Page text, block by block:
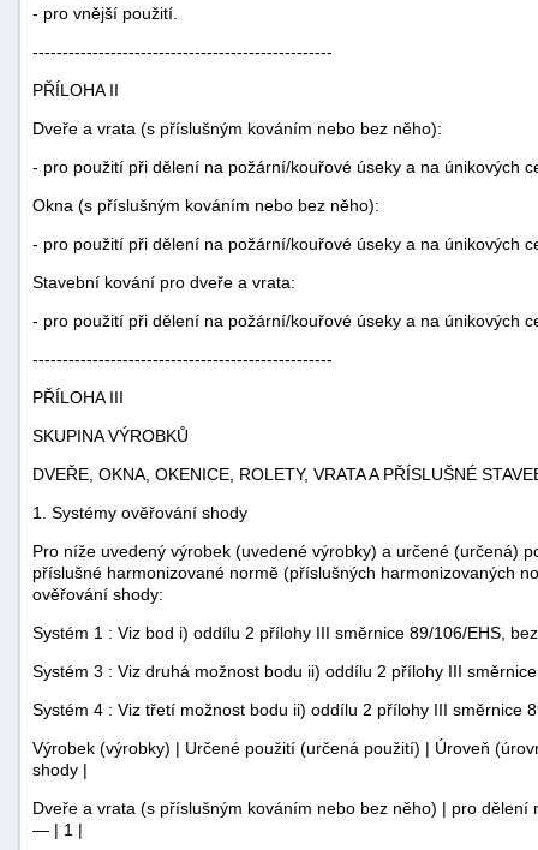
- pro vnější použití.
--------------------------------------------------
PŘÍLOHA II
Dveře a vrata (s příslušným kováním nebo bez něho):
- pro použití při dělení na požární/kouřové úseky a na únikových
Okna (s příslušným kováním nebo bez něho):
- pro použití při dělení na požární/kouřové úseky a na únikových
Stavební kování pro dveře a vrata:
- pro použití při dělení na požární/kouřové úseky a na únikových
--------------------------------------------------
PŘÍLOHA III
SKUPINA VÝROBKŮ
DVEŘE, OKNA, OKENICE, ROLETY, VRATA A PŘÍSLUŠNÉ
1. Systémy ověřování shody
Pro níže uvedený výrobek (uvedené výrobky) a určené (určená)
příslušné harmonizované normě (příslušných harmonizovaných
ověřování shody:
Systém 1 : Viz bod i) oddílu 2 přílohy III směrnice 89/106/EHS,
Systém 3 : Viz druhá možnost bodu ii) oddílu 2 přílohy III
Systém 4 : Viz třetí možnost bodu ii) oddílu 2 přílohy III směrnice
Výrobek (výrobky) | Určené použití (určená použití) | Úroveň
shody |
Dveře a vrata (s příslušným kováním nebo bez něho) | pro
— | 1 |